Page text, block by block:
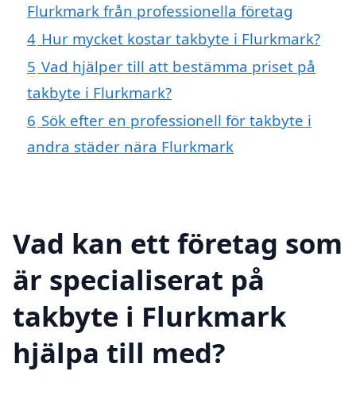
Flurkmark från professionella företag
4 Hur mycket kostar takbyte i Flurkmark?
5 Vad hjälper till att bestämma priset på
takbyte i Flurkmark?
6 Sök efter en professionell för takbyte i
andra städer nära Flurkmark
Vad kan ett företag som
är specialiserat på
takbyte i Flurkmark
hjälpa till med?